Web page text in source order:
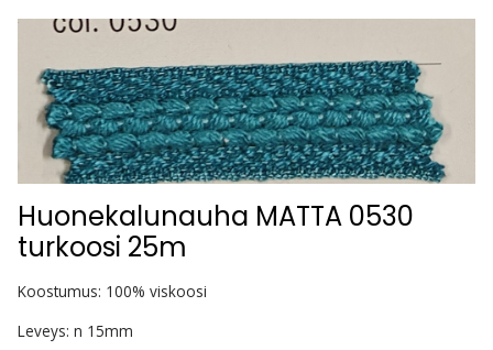
Huonekalunauha MATTA 0530
turkoosi 25m
Koostumus: 100% viskoosi
Leveys: n 15mm